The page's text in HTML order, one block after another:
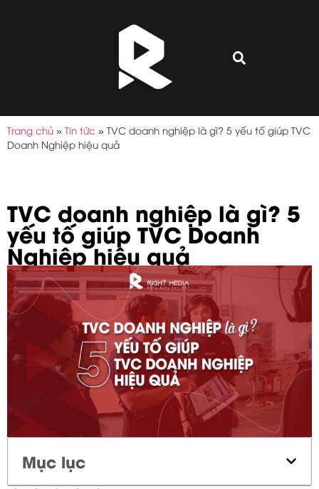
Trang chủ » Tin tức » TVC doanh nghiệp là gì? 5 yếu tố giúp TVC
Doanh Nghiệp hiệu quả
TVC doanh nghiệp là gì? 5
yếu tố giúp TVC Doanh
Nghiệp hiệu quả
Mục lục